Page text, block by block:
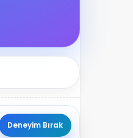
Deneyim Bırak